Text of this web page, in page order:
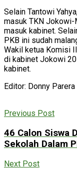
Selain Tantowi
masuk TKN Jokowi-
masuk kabinet.
PKB ini sudah
Wakil ketua Komisi
di kabinet Jokowi
kabinet.
Editor: Donny Parera
Previous Post
46 Calon Siswa
Sekolah Dalam
Next Post